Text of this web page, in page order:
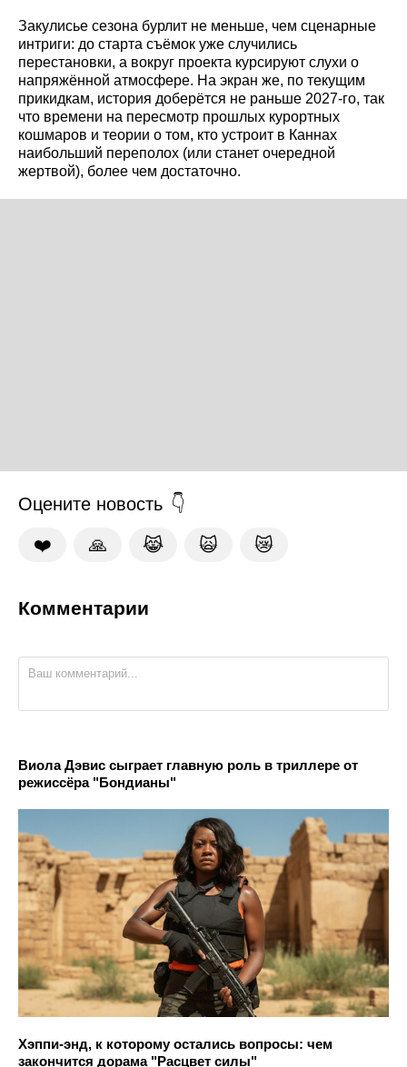
Закулисье сезона бурлит не меньше, чем сценарные
интриги: до старта съёмок уже случились
перестановки, а вокруг проекта курсируют слухи о
напряжённой атмосфере. На экран же, по текущим
прикидкам, история доберётся не раньше 2027‑го, так
что времени на пересмотр прошлых курортных
кошмаров и теории о том, кто устроит в Каннах
наибольший переполох (или станет очередной
жертвой), более чем достаточно.
Оцените новость
❤️ 🙏 😹 🙀 😿
Комментарии
Виола Дэвис сыграет главную роль в триллере от
режиссёра "Бондианы"
Хэппи-энд, к которому остались вопросы: чем
закончится дорама "Расцвет силы"